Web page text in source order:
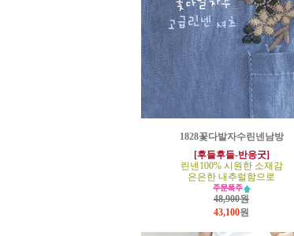
1828꽃다발자수린넨남방
[후들후들-반응굿]
린넨100% 시원한 소재감
은은한 내추럴함으로
48,900원
43,100원